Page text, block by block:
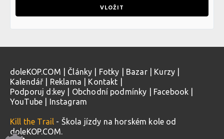
doleKOP.COM Články Fotky Bazar| Kurzy
Kalendář
Reklama Kontakt
Podporuj d:key
Obchodní podmínky Facebook
YouTube
Instagram
Kill the Trail - Škola jízdy na horském kole od
doleKOP.COM.